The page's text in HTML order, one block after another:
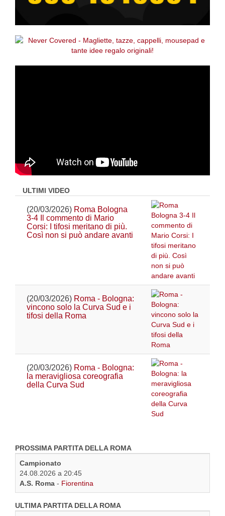
ULTIMI VIDEO
(20/03/2026) Roma Bologna
3-4 Il commento di Mario
Corsi: I tifosi meritano di più.
Così non si può andare avanti
(20/03/2026) Roma - Bologna:
vincono solo la Curva Sud e i
tifosi della Roma
(20/03/2026) Roma - Bologna:
la meravigliosa coreografia
della Curva Sud
PROSSIMA PARTITA DELLA ROMA
Campionato
24.08.2026 a 20:45
A.S. Roma - Fiorentina
ULTIMA PARTITA DELLA ROMA